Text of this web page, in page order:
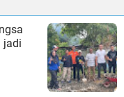
jadi